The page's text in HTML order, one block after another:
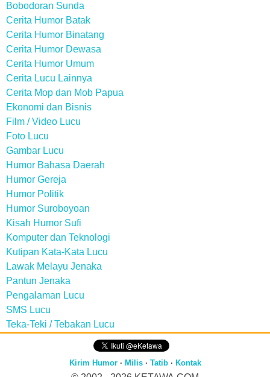
Bobodoran Sunda
Cerita Humor Batak
Cerita Humor Binatang
Cerita Humor Dewasa
Cerita Humor Umum
Cerita Lucu Lainnya
Cerita Mop dan Mob Papua
Ekonomi dan Bisnis
Film / Video Lucu
Foto Lucu
Gambar Lucu
Humor Bahasa Daerah
Humor Gereja
Humor Politik
Humor Suroboyoan
Kisah Humor Sufi
Komputer dan Teknologi
Kutipan Kata-Kata Lucu
Lawak Melayu Jenaka
Pantun Jenaka
Pengalaman Lucu
SMS Lucu
Teka-Teki / Tebakan Lucu
Kirim Humor· Milis· Tatib· Kontak